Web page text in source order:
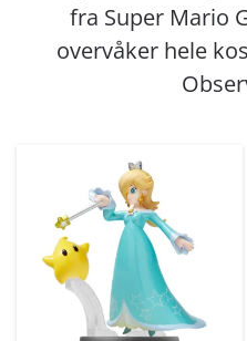
fra Super Mario
overvåker hele